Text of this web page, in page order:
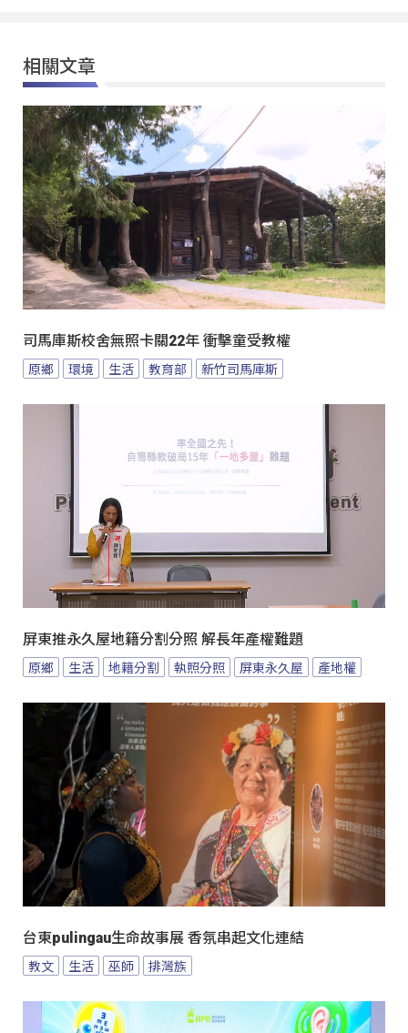
相關文章
司馬庫斯校舍無照卡關22年 衝擊童受教權
原鄉 環境 生活 教育部 新竹司馬庫斯
屏東推永久屋地籍分割分照 解長年產權難題
原鄉 生活 地籍分割 執照分照 屏東永久屋 產地權
台東pulingau生命故事展 香氛串起文化連結
教文 生活 巫師 排灣族